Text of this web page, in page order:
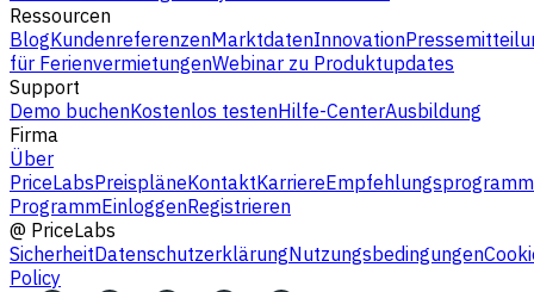
Ressourcen
BlogKundenreferenzenMarktdatenInnovation
für FerienvermietungenWebinar zu Produktupdates
Support
Demo buchenKostenlos testenHilfe-CenterAusbildung
Firma
Über
PriceLabsPreispläneKontaktKarriereEmpfehlungsprogramm
ProgrammEinloggenRegistrieren
@ PriceLabs
SicherheitDatenschutzerklärungNutzungsbedingungen
Policy